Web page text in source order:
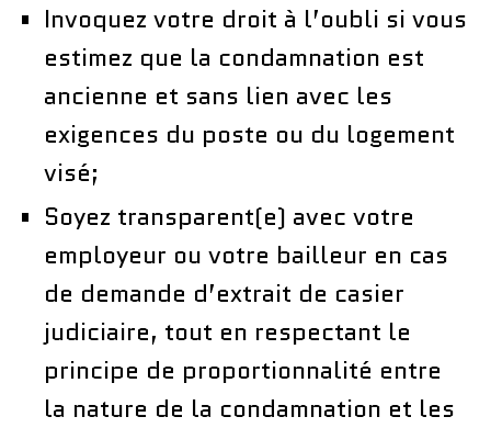
Invoquez votre droit à l’oubli si vous
estimez que la condamnation est
ancienne et sans lien avec les
exigences du poste ou du logement
visé;
Soyez transparent(e) avec votre
employeur ou votre bailleur en cas
de demande d’extrait de casier
judiciaire, tout en respectant le
principe de proportionnalité entre
la nature de la condamnation et les